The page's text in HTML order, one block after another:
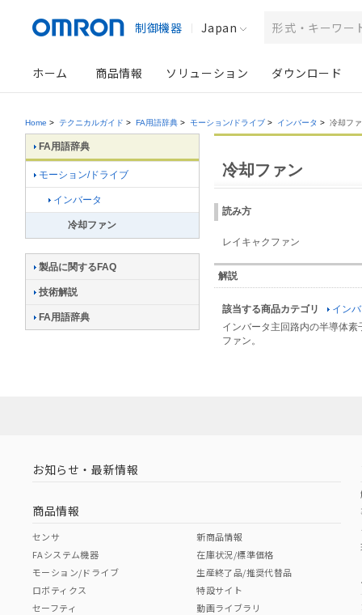
制御機器 Japan
ホーム 商品情報 ソリューション ダウンロード
Home > テクニカルガイド > FA用語辞典 > モーション/ドライブ > インバータ > 冷却フ
冷却ファン
読み方
レイキャクファン
解説
該当する商品カテゴリ
イン
インバータ主回路内の半導体
ファン。
FA用語辞典
モーション/ドライブ
インバータ
冷却ファン
製品に関するFAQ
技術解説
FA用語辞典
お知らせ・最新情報
商品情報
センサ
FAシステム機器
モーション/ドライブ
ロボティクス
セーフティ
新商品情報
在庫状況/標準価格
生産終了品/推奨代替品
特設サイト
動画ライブラリ